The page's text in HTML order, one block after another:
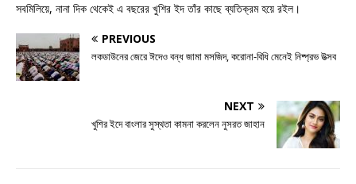
সবমিলিয়ে, নানা দিক থেকেই এ বছরের খুশির ইদ তাঁর কাছে ব্যতিক্রম হয়ে রইল।
PREVIOUS
লকডাউনের জেরে ঈদেও বন্ধ জামা মসজিদ, করোনা-বিধি মেনেই নিষ্প্রভ উত্‍সব
NEXT
খুশির ইদে বাংলার সুস্থতা কামনা করলেন নুসরত জাহান